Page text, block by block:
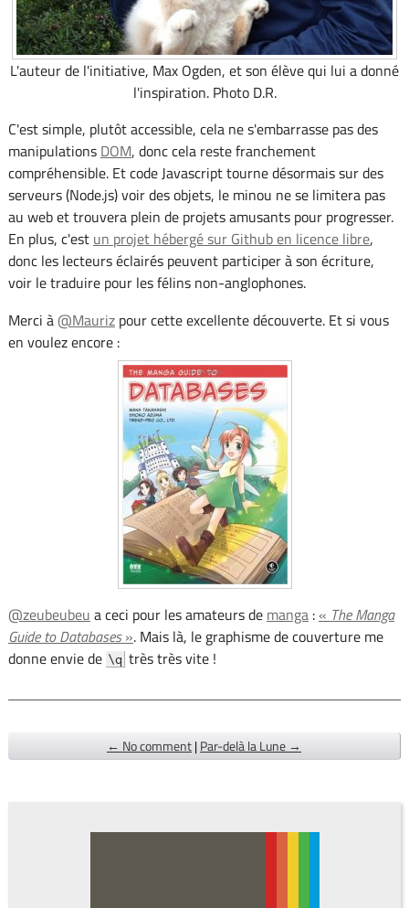
L'auteur de l'initiative, Max Ogden, et son élève qui lui a donné
l'inspiration. Photo D.R.
C'est simple, plutôt accessible, cela ne s'embarrasse pas des
manipulations DOM, donc cela reste franchement
compréhensible. Et code Javascript tourne désormais sur des
serveurs (Node.js) voir des objets, le minou ne se limitera pas
au web et trouvera plein de projets amusants pour progresser.
En plus, c'est un projet hébergé sur Github en licence libre,
donc les lecteurs éclairés peuvent participer à son écriture,
voir le traduire pour les félins non-anglophones.
Merci à@Maurizpour cette excellente découverte. Et si vous
en voulez encore :
@zeubeubeu a ceci pour les amateurs de manga:« The Manga
Guide to Databases». Mais là, le graphisme de couverture me
donne envie de \q très très vite !
← No comment|Par-delà la Lune →